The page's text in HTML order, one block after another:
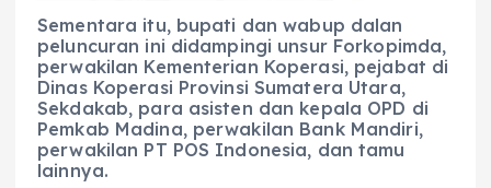
Sementara itu, bupati dan wabup dalan
peluncuran ini didampingi unsur Forkopimda,
perwakilan Kementerian Koperasi, pejabat di
Dinas Koperasi Provinsi Sumatera Utara,
Sekdakab, para asisten dan kepala OPD di
Pemkab Madina, perwakilan Bank Mandiri,
perwakilan PT POS Indonesia, dan tamu
lainnya.